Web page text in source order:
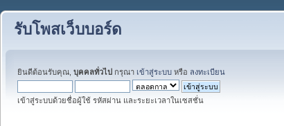
รับโพสเว็บบอร์ด
ยินดีต้อนรับคุณ, บุคคลทั่วไป กรุณา เข้าสู่ระบบ หรือ ลงทะเบียน
เข้าสู่ระบบด้วยชื่อผู้ใช้ รหัสผ่าน และระยะเวลาในเซสชั่น